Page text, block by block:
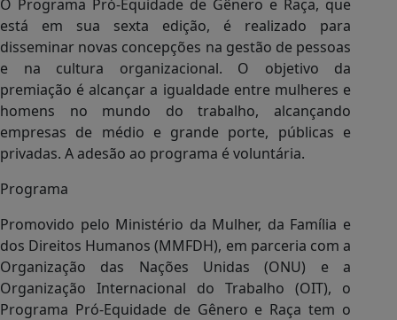
O Programa Pró-Equidade de Gênero e Raça, que
está em sua sexta edição, é realizado para
disseminar novas concepções na gestão de pessoas
e na cultura organizacional. O objetivo da
premiação é alcançar a igualdade entre mulheres e
homens no mundo do trabalho, alcançando
empresas de médio e grande porte, públicas e
privadas. A adesão ao programa é voluntária.
Programa
Promovido pelo Ministério da Mulher, da Família e
dos Direitos Humanos (MMFDH), em parceria com a
Organização das Nações Unidas (ONU) e a
Organização Internacional do Trabalho (OIT), o
Programa Pró-Equidade de Gênero e Raça tem o